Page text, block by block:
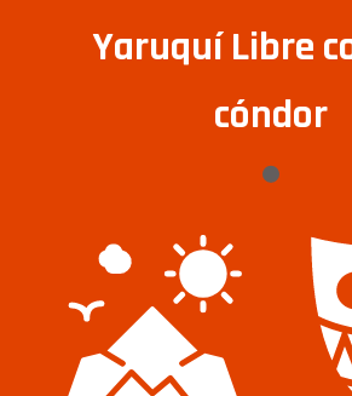
Yaruquí Libre
cóndor